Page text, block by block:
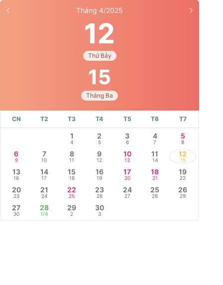
Tháng 4/2025
12
Thứ Bảy
15
Tháng Ba
CN T2 T3 T4 T5 T6 T7
1
4
2
5
3
6
4
7
5
8
6
9
7
10
8
11
9
12
10
13
11
14
12
15
13
16
14
17
15
18
16
19
17
20
18
21
19
22
20
23
21
24
22
25
23
26
24
27
25
28
26
29
27
30
28
1/4
29
2
30
3